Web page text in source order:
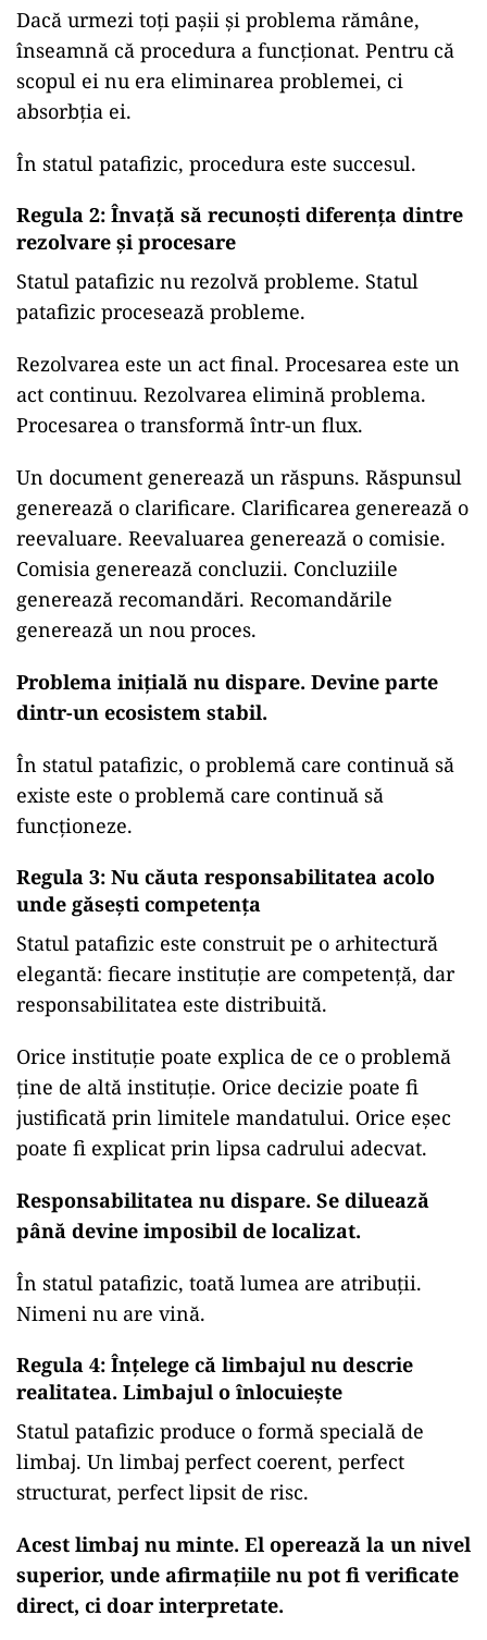
Dacă urmezi toți pașii și problema rămâne,
înseamnă că procedura a funcționat. Pentru că
scopul ei nu era eliminarea problemei, ci
absorbția ei.
În statul patafizic, procedura este succesul.
Regula 2: Învață să recunoști diferența dintre
rezolvare și procesare
Statul patafizic nu rezolvă probleme. Statul
patafizic procesează probleme.
Rezolvarea este un act final. Procesarea este un
act continuu. Rezolvarea elimină problema.
Procesarea o transformă într-un flux.
Un document generează un răspuns. Răspunsul
generează o clarificare. Clarificarea generează o
reevaluare. Reevaluarea generează o comisie.
Comisia generează concluzii. Concluziile
generează recomandări. Recomandările
generează un nou proces.
Problema inițială nu dispare. Devine parte
dintr-un ecosistem stabil.
În statul patafizic, o problemă care continuă să
existe este o problemă care continuă să
funcționeze.
Regula 3: Nu căuta responsabilitatea acolo
unde găsești competența
Statul patafizic este construit pe o arhitectură
elegantă: fiecare instituție are competență, dar
responsabilitatea este distribuită.
Orice instituție poate explica de ce o problemă
ține de altă instituție. Orice decizie poate fi
justificată prin limitele mandatului. Orice eșec
poate fi explicat prin lipsa cadrului adecvat.
Responsabilitatea nu dispare. Se diluează
până devine imposibil de localizat.
În statul patafizic, toată lumea are atribuții.
Nimeni nu are vină.
Regula 4: Înțelege că limbajul nu descrie
realitatea. Limbajul o înlocuiește
Statul patafizic produce o formă specială de
limbaj. Un limbaj perfect coerent, perfect
structurat, perfect lipsit de risc.
Acest limbaj nu minte. El operează la un nivel
superior, unde afirmațiile nu pot fi verificate
direct, ci doar interpretate.